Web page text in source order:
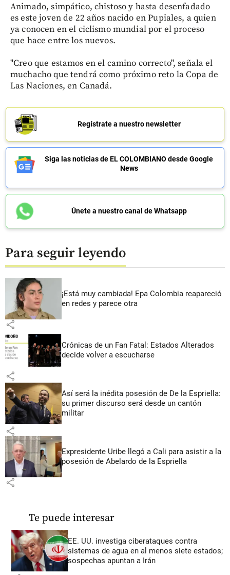
Animado, simpático, chistoso y hasta desenfadado
es este joven de 22 años nacido en Pupiales, a quien
ya conocen en el ciclismo mundial por el proceso
que hace entre los nuevos.
"Creo que estamos en el camino correcto", señala el
muchacho que tendrá como próximo reto la Copa de
Las Naciones, en Canadá.
Regístrate a nuestro newsletter
Siga las noticias de EL COLOMBIANO desde Google
News
Únete a nuestro canal de Whatsapp
Para seguir leyendo
¡Está muy cambiada! Epa Colombia reapareció
en redes y parece otra
share
Crónicas de un Fan Fatal: Estados Alterados
decide volver a escucharse
share
Así será la inédita posesión de De la Espriella:
su primer discurso será desde un cantón
militar
share
Expresidente Uribe llegó a Cali para asistir a la
posesión de Abelardo de la Espriella
share
Te puede interesar
EE. UU. investiga ciberataques contra
sistemas de agua en al menos siete estados;
sospechas apuntan a Irán